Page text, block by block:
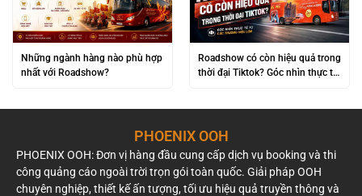
Những ngành hàng nào phù hợp
nhất với Roadshow?
Roadshow có còn hiệu quả trong
thời đại Tiktok? Góc nhìn thực tế
PHOENIX OOH
PHOENIX OOH: Đơn vị hàng đầu cung cấp dịch vụ booking và thi
công quảng cáo ngoài trời trọn gói toàn quốc. Giải pháp OOH
chuyên nghiệp, thiết kế ấn tượng, tối ưu hiệu quả truyền thông và